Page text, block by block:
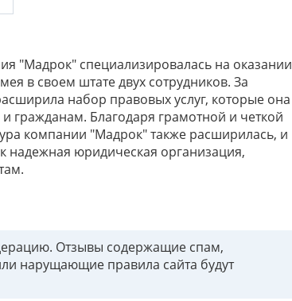
"Мадрок" специализировалась на оказании
в своем штате двух сотрудников. За
набор правовых услуг, которые она
гражданам. Благодаря грамотной и четкой
компании "Мадрок" также расширилась, и
надежная юридическая организация,
Отзывы содержащие спам,
нарущающие правила сайта будут